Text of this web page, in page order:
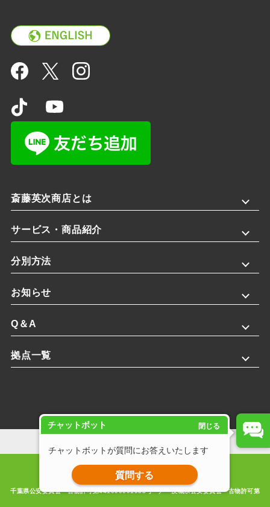
斎藤英次商店とは
サービス・商品紹介
分別方法
お知らせ
Q＆A
拠点一覧
Copyright © 2025 株式会社斎藤英次商店. All rights reserved.
千葉県公安委員会 古物許可第441090001933号 ／ 茨城県公安委員会 古物許可第
チャットボット 閉じる
チャットボットが質問にお答えいたします
質問する